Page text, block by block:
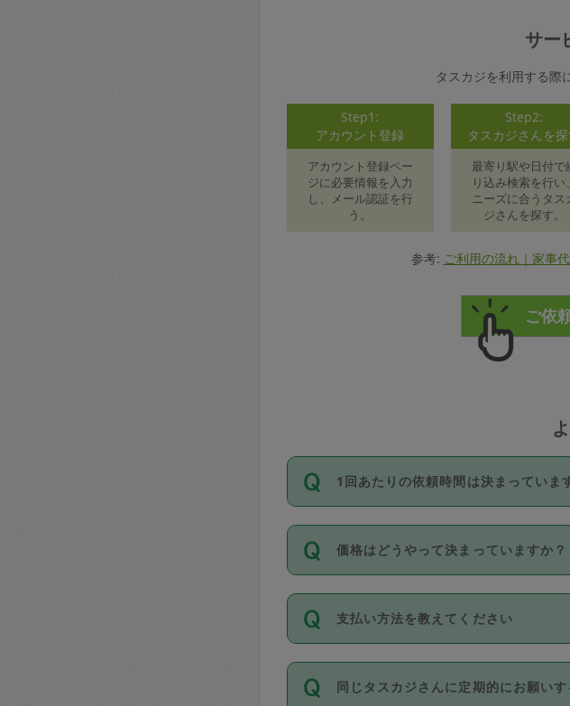
サー
タスカジを利用する際
Step1:
アカウント登録
アカウント登録ペー
ジに必要情報を入力
し、メール認証を行
う。
Step2:
タスカジさんを
最寄り駅や日付で
り込み検索を行い、
ニーズに合うタス
ジさんを探す。
参考: ご利用の流れ｜家事
1回あたりの依頼時間は決まっていま
依頼1回につき3時間固定です。3時
い。機能をご利用いただくには、タ
が必要です。なお、3時間を下回って
価格はどうやって決まっていますか？
11種類の価格帯の中からタスカジさ
タスカジさんの価格設定には最初は
除々に設定可能な最高額が上がって
支払い方法を教えてください
お支払方法はクレジットカード（
Club）のみとなります。
同じタスカジさんに定期的にお願い